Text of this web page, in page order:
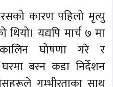
कारण पहिलो मृत्यु
थियो। यद्यपि मार्च ७ मा
घोषणा गरे र
बस्न कडा निर्देशन